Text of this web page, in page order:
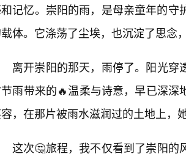
记忆。崇阳的雨，是母亲童年的
体。它涤荡了尘埃，也沉淀了思念
离开崇阳的那天，雨停了。阳光
雨带来的🔥温柔与诗意，早已深
，在那片被雨水滋润过的土地上，
这次🤔旅程，我不仅看到了崇阳的